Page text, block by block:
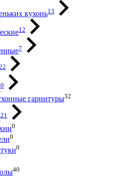
кухонь13
12
7
0
гарнитуры32
21
0
0
0
40